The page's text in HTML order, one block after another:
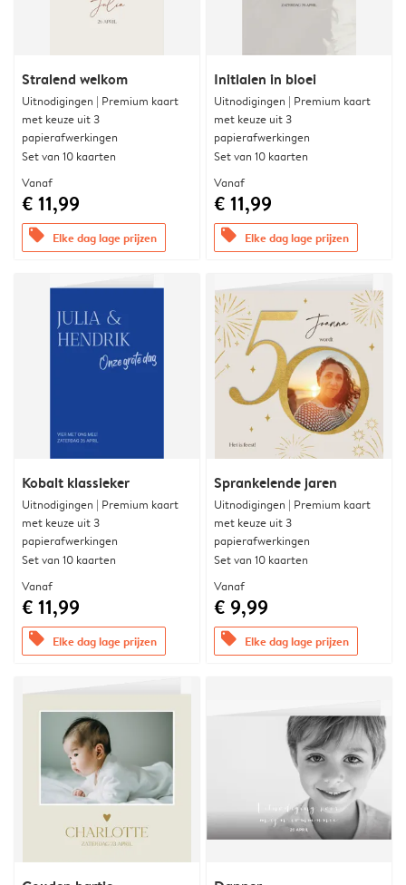
Stralend welkom
Uitnodigingen | Premium kaart
met keuze uit 3
papierafwerkingen
Set van 10 kaarten
Vanaf
€ 11,99
offers Elke dag lage prijzen
Initialen in bloei
Uitnodigingen | Premium kaart
met keuze uit 3
papierafwerkingen
Set van 10 kaarten
Vanaf
€ 11,99
offers Elke dag lage prijzen
Kobalt klassieker
Uitnodigingen | Premium kaart
met keuze uit 3
papierafwerkingen
Set van 10 kaarten
Vanaf
€ 11,99
offers Elke dag lage prijzen
Sprankelende jaren
Uitnodigingen | Premium kaart
met keuze uit 3
papierafwerkingen
Set van 10 kaarten
Vanaf
€ 9,99
offers Elke dag lage prijzen